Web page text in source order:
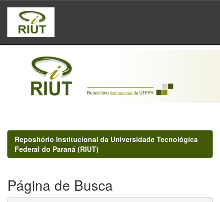
Skip
navigation
Repositório Institucional da Universidade Tecnológica
Federal do Paraná (RIUT)
Página de Busca